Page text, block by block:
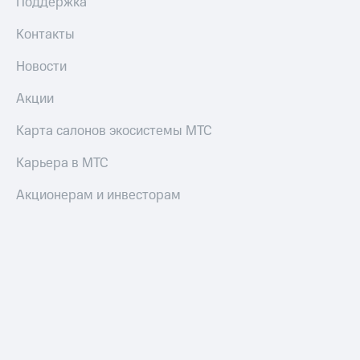
Контакты
Новости
Акции
Карта салонов экосистемы МТС
Карьера в МТС
Акционерам и инвесторам